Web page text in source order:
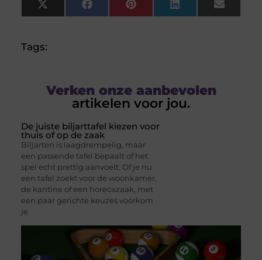
X
(Twitter)
FacebookPinterestLinkedInEmail
Tags:
Verken onze aanbevolen
artikelen voor jou.
De juiste biljarttafel kiezen voor
thuis of op de zaak
Biljarten is laagdrempelig, maar
een passende tafel bepaalt of het
spel echt prettig aanvoelt. Of je nu
een tafel zoekt voor de woonkamer,
de kantine of een horecazaak, met
een paar gerichte keuzes voorkom
je